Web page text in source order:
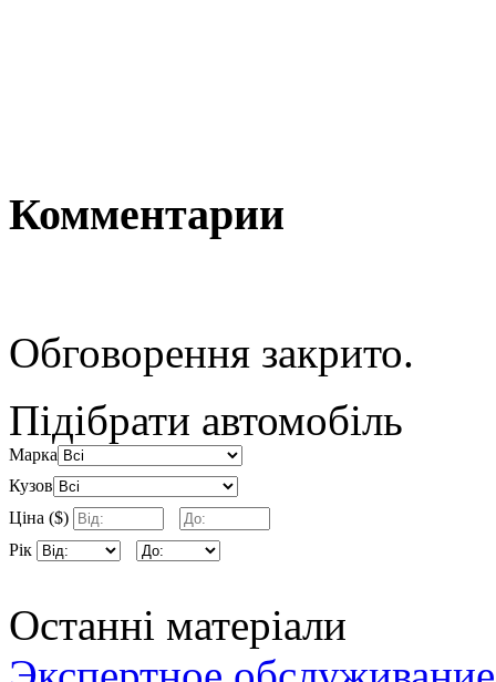
Комментарии
Обговорення закрито.
Підібрати автомобіль
Марка
Кузов
Ціна ($)
Рік
Останні матеріали